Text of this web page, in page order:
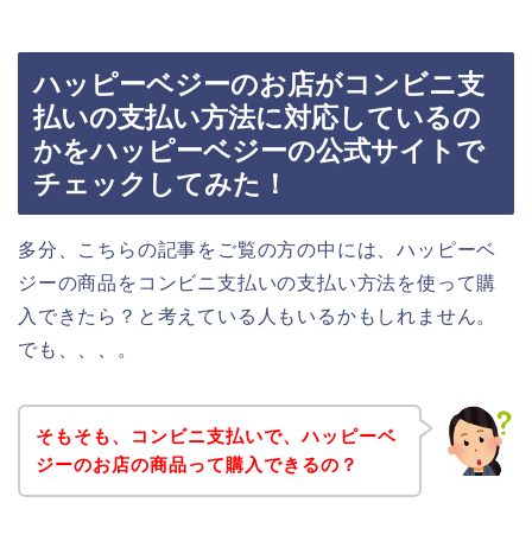
ハッピーベジーのお店がコンビニ支
払いの支払い方法に対応しているの
かをハッピーベジーの公式サイトで
チェックしてみた！
多分、こちらの記事をご覧の方の中には、ハッピーベ
ジーの商品をコンビニ支払いの支払い方法を使って購
入できたら？と考えている人もいるかもしれません。
でも、、、。
そもそも、コンビニ支払いで、ハッピーベ
ジーのお店の商品って購入できるの？